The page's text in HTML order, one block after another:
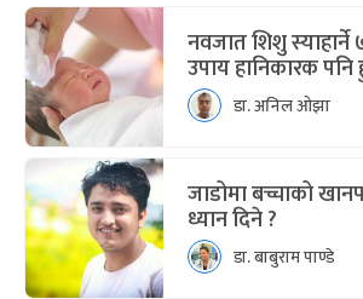
नवजात शिशु स्याहार्ने
उपाय हानिकारक
डा. अनिल ओझा
जाडोमा बच्चाको
ध्यान दिने ?
डा. बाबुराम पाण्डे